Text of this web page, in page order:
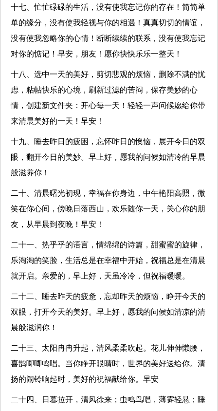
十七、忙忙碌碌的生活，没有使我忘记你的存在！简简单
单的缘分，没有使我轻视与你的相遇！真真切切的情谊，
没有使我忽略你的心情！断断续续的联系，没有使我忘记
对你的惦记！早安，朋友！愿你快快乐乐一整天！
十八、选中一天的美好，剪切悲观的烦恼，删除不满的忧
虑，粘帖快乐的心境，刷新过滤的苦闷，保存美妙的心
情，创建新文件夹：开心每一天！轻轻一声问候愿给你带
来清晨美好的一天！早安！
十九、睡去昨日的疲困，忘怀昨日的懊恼，展开今日的双
眼，翻开今日的美妙。早上好，愿我的问候如清冷的早晨
般滋养你！
二十、清晨曙光初现，幸福在你身边，中午艳阳高照，微
笑在你心间，傍晚日落西山，欢乐随你一天，关心你的朋
友，从早晨到夜晚！早安！
二十一、热乎乎的语言，情绵绵的诗篇，甜蜜蜜的旋律，
乐淘淘的笑脸，生活总是在幸福中开始，祝福总是在清晨
就开启。亲爱的，早上好，天虽冷冷，但祝福暖暖。
二十二、睡去昨天的疲惫，忘却昨天的烦恼，睁开今天的
双眼，打开今天的美好。早上好，愿我的问候如清凉的清
晨般滋润你！
二十三、太阳冉冉升起，清风柔柔吹起。花儿伸伸懒腰，
喜鹊唧唧鸣唱。当你睁开眼睛时，世界的美好送给你。清
扬的闹铃响起时，美好的祝福献给你。早安
二十四、日暮拉开，清风徐来；虫鸣鸟唱，薄雾轻悬；睡